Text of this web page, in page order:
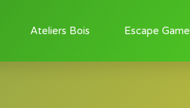
Ateliers Bois Escape Game